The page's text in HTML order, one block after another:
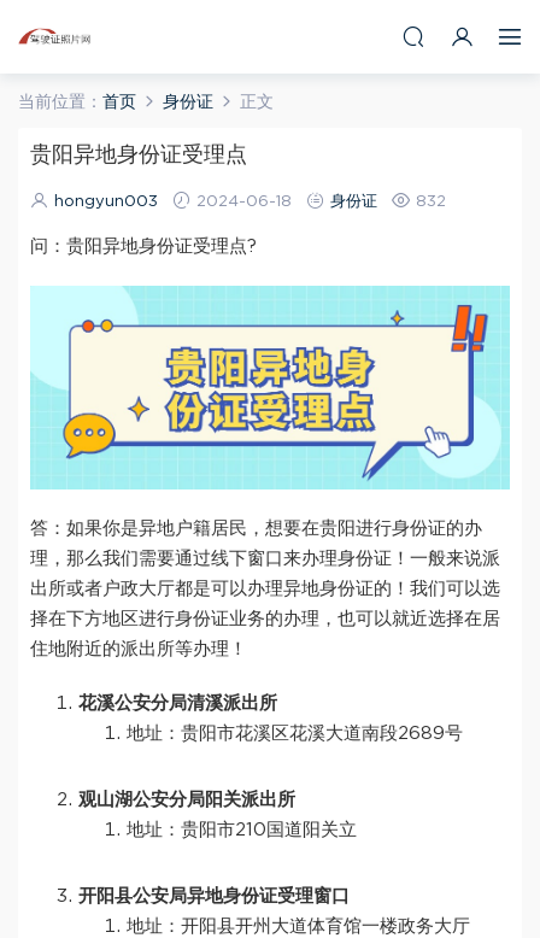
当前位置： 首页 身份证 正文
贵阳异地身份证受理点
hongyun003 2024-06-18 身份证 832
问：贵阳异地身份证受理点?
答：如果你是异地户籍居民，想要在贵阳进行身份证的办
理，那么我们需要通过线下窗口来办理身份证！一般来说派
出所或者户政大厅都是可以办理异地身份证的！我们可以选
择在下方地区进行身份证业务的办理，也可以就近选择在居
住地附近的派出所等办理！
花溪公安分局清溪派出所
地址：贵阳市花溪区花溪大道南段2689号
观山湖公安分局阳关派出所
地址：贵阳市210国道阳关立
开阳县公安局异地身份证受理窗口
地址：开阳县开州大道体育馆一楼政务大厅